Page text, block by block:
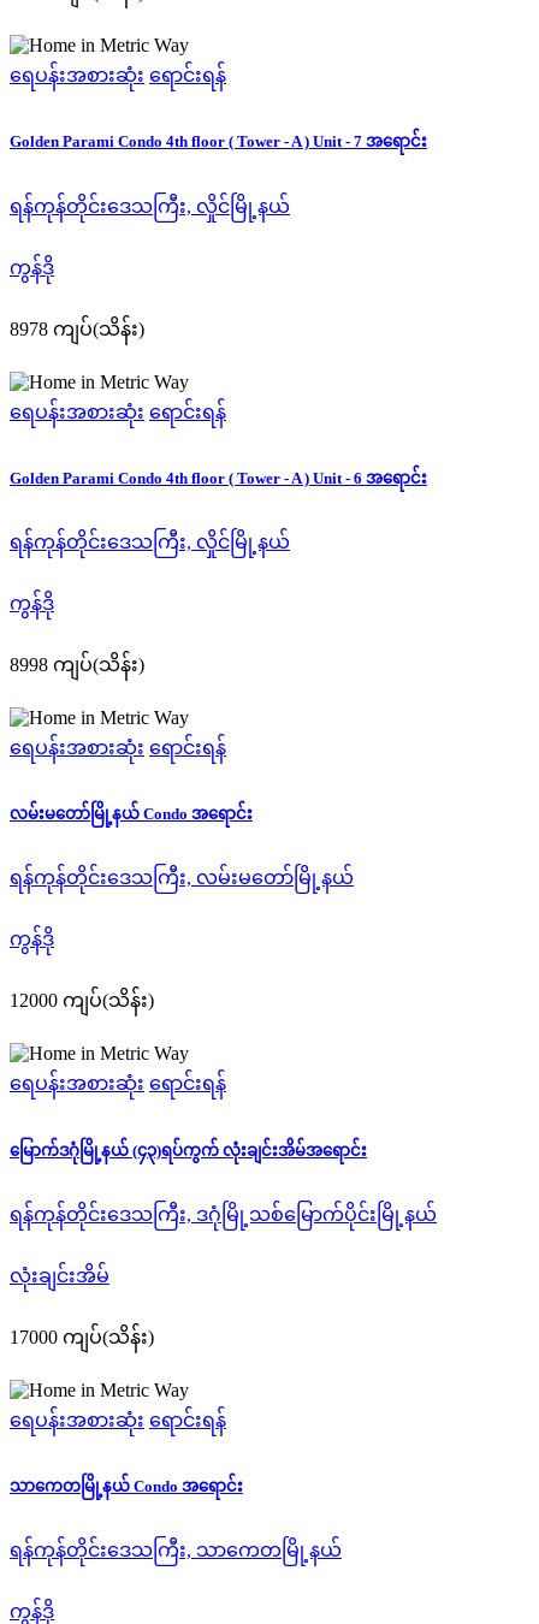
ရေပန်းအစားဆုံး ရောင်းရန်
Golden Parami Condo 4th floor ( Tower - A ) Unit - 7 အရောင်း
ရန်ကုန်တိုင်းဒေသကြီး, လှိုင်မြို့နယ်
ကွန်ဒို
8978 ကျပ်(သိန်း)
ရေပန်းအစားဆုံး ရောင်းရန်
Golden Parami Condo 4th floor ( Tower - A ) Unit - 6 အရောင်း
ရန်ကုန်တိုင်းဒေသကြီး, လှိုင်မြို့နယ်
ကွန်ဒို
8998 ကျပ်(သိန်း)
ရေပန်းအစားဆုံး ရောင်းရန်
လမ်းမတော်မြို့နယ် Condo အရောင်း
ရန်ကုန်တိုင်းဒေသကြီး, လမ်းမတော်မြို့နယ်
ကွန်ဒို
12000 ကျပ်(သိန်း)
ရေပန်းအစားဆုံး ရောင်းရန်
မြောက်ဒဂုံမြို့နယ် (၄၃)ရပ်ကွက် လုံးချင်းအိမ်အရောင်း
ရန်ကုန်တိုင်းဒေသကြီး, ဒဂုံမြို့သစ်မြောက်ပိုင်းမြို့နယ်
လုံးချင်းအိမ်
17000 ကျပ်(သိန်း)
ရေပန်းအစားဆုံး ရောင်းရန်
သာကေတမြို့နယ် Condo အရောင်း
ရန်ကုန်တိုင်းဒေသကြီး, သာကေတမြို့နယ်
ကွန်ဒို